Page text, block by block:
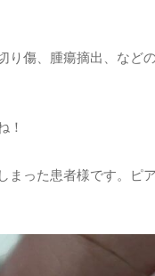
り傷、腫瘍摘出、など
！
まった患者様です。ピ